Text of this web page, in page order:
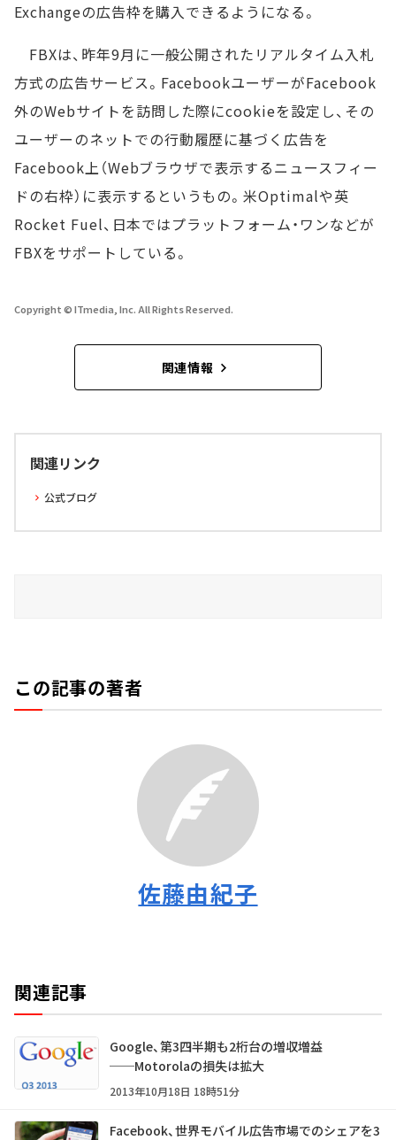
Exchangeの広告枠を購入できるようになる。
FBXは、昨年9月に一般公開されたリアルタイム入札
方式の広告サービス。FacebookユーザーがFacebook
外のWebサイトを訪問した際にcookieを設定し、その
ユーザーのネットでの行動履歴に基づく広告を
Facebook上（Webブラウザで表示するニュースフィー
ドの右枠）に表示するというもの。米Optimalや英
Rocket Fuel、日本ではプラットフォーム・ワンなどが
FBXをサポートしている。
Copyright © ITmedia, Inc. All Rights Reserved.
関連情報
関連リンク
公式ブログ
この記事の著者
佐藤由紀子
関連記事
Google、第3四半期も2桁台の増収増益
──Motorolaの損失は拡大
2013年10月18日 18時51分
Facebook、世界モバイル広告市場でのシェアを3